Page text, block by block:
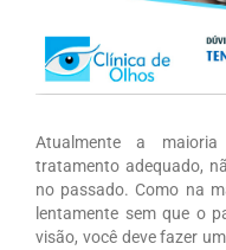
Atualmente a
tratamento adequado,
no passado. Como na
lentamente sem que o
visão, você deve fazer